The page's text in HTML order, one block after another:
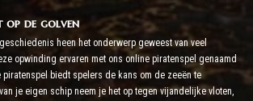
op de golven
heen het onderwerp geweest van veel
opwinding ervaren met ons online piratenspel genaamd
piratenspel biedt spelers de kans om de zeeën te
je eigen schip neem je het op tegen vijandelijke vloten,